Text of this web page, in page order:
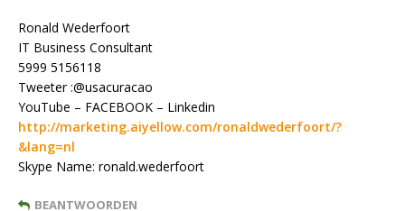
Ronald Wederfoort
IT Business Consultant
5999 5156118
Tweeter :@usacuracao
YouTube – FACEBOOK – Linkedin
http://marketing.aiyellow.com/ronaldwederfoort/?
&lang=nl
Skype Name: ronald.wederfoort
BEANTWOORDEN